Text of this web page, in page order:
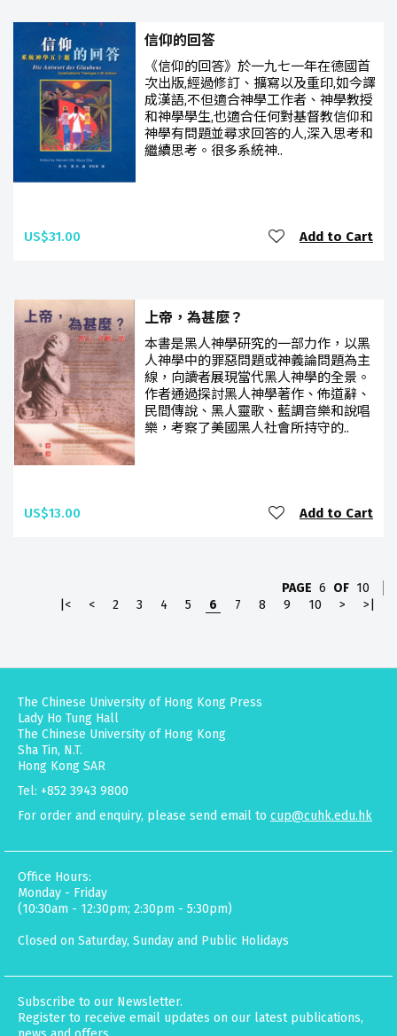
信仰的回答
《信仰的回答》於一九七一年在德國首
次出版,經過修訂、擴寫以及重印,如今譯
成漢語,不但適合神學工作者、神學教授
和神學學生,也適合任何對基督教信仰和
神學有問題並尋求回答的人,深入思考和
繼續思考。很多系統神..
US$31.00 Add to Cart
上帝，為甚麼？
本書是黑人神學研究的一部力作，以黑
人神學中的罪惡問題或神義論問題為主
線，向讀者展現當代黑人神學的全景。
作者通過探討黑人神學著作、佈道辭、
民間傳說、黑人靈歌、藍調音樂和說唱
樂，考察了美國黑人社會所持守的..
US$13.00 Add to Cart
PAGE 6 OF 10
|<
< 2 3 4 5 6 7 8 9 10 > >|
The Chinese University of Hong Kong Press
Lady Ho Tung Hall
The Chinese University of Hong Kong
Sha Tin, N.T.
Hong Kong SAR
Tel: +852 3943 9800
For order and enquiry, please send email to cup@cuhk.edu.hk
Office Hours:
Monday - Friday
(10:30am - 12:30pm; 2:30pm - 5:30pm)
Closed on Saturday, Sunday and Public Holidays
Subscribe to our Newsletter.
Register to receive email updates on our latest publications,